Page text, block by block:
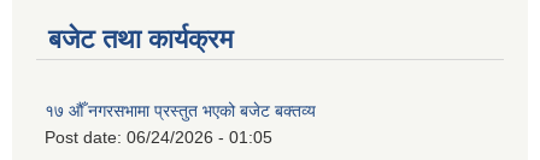
बजेट तथा कार्यक्रम
१७ औँ नगरसभामा प्रस्तुत भएको बजेट बक्तव्य
Post date: 06/24/2026 - 01:05